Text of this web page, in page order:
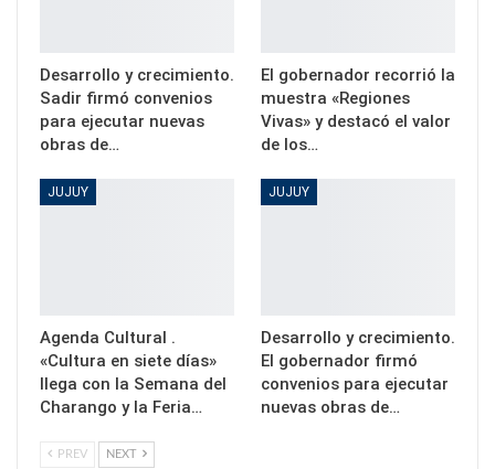
Desarrollo y crecimiento.
Sadir firmó convenios
para ejecutar nuevas
obras de…
El gobernador recorrió la
muestra «Regiones
Vivas» y destacó el valor
de los…
JUJUY
Agenda Cultural .
«Cultura en siete días»
llega con la Semana del
Charango y la Feria…
JUJUY
Desarrollo y crecimiento.
El gobernador firmó
convenios para ejecutar
nuevas obras de…
PREV NEXT